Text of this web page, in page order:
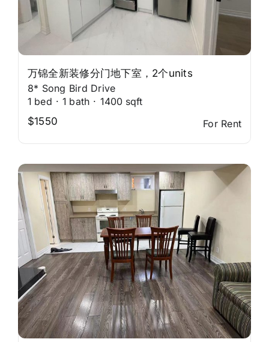
万锦全新装修分门地下室，2个units
8* Song Bird Drive
1 bed · 1 bath · 1400 sqft
$1550
For Rent